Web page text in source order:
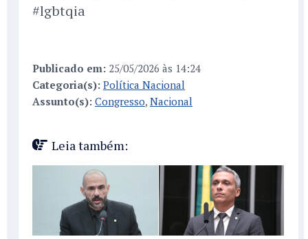
#lgbtqia
Publicado em: 25/05/2026 às 14:24
Categoria(s): Política Nacional
Assunto(s): Congresso, Nacional
Leia também: